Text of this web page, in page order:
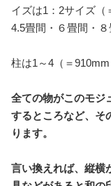
イズは1：2サイズ（
4.5畳間・６畳間・８
柱は1～4（＝
全ての物がこのモジ
するところなど、そ
ります。
言い換えれば、縦横